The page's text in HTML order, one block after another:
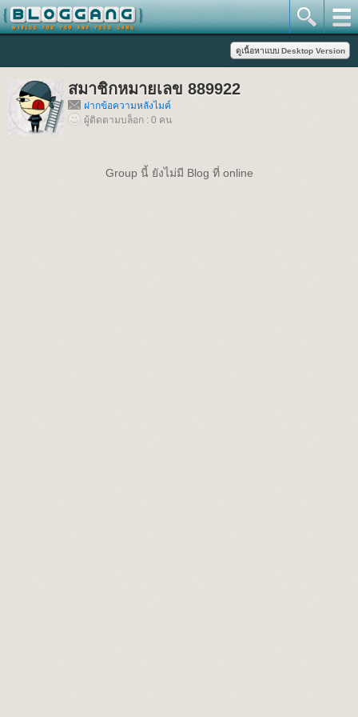
สมาชิกหมายเลข 889922
ฝากข้อความหลังไมค์
ผู้ติดตามบล็อก : 0 คน
Group นี้ ยังไม่มี Blog ที่ online